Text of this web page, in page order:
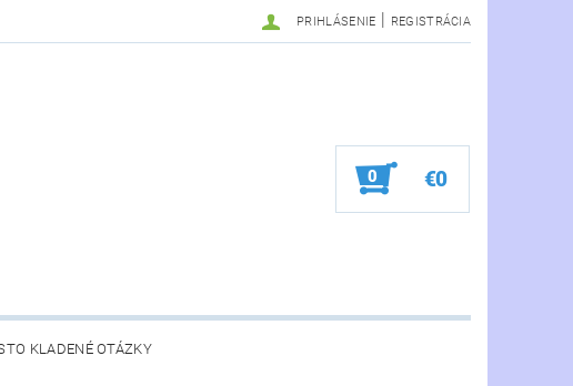
PRIHLÁSENIE | REGISTRÁCIA
0 €0
KLADENÉ OTÁZKY